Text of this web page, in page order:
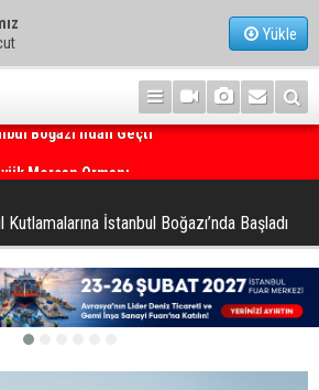
Yükle
İstanbul Boğazı’nda Başladı